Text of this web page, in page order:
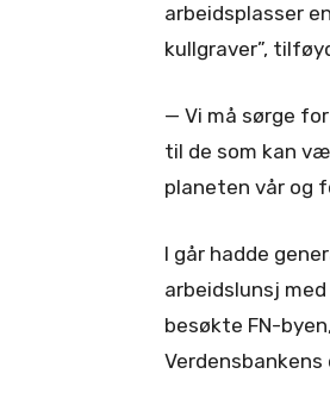
arbeidsplasser
kullgraver”,
— Vi må sørge
til de som kan
planeten vår og
I går hadde
arbeidslunsj
besøkte FN-